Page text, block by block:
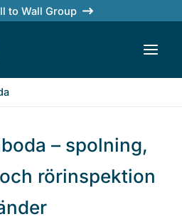
to Wall Group
– spolning,
rörinspektion